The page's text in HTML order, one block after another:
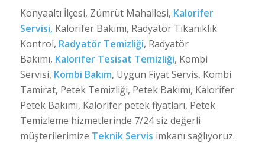
Konyaaltı İlçesi, Zümrüt Mahallesi, Kalorifer
Servisi, Kalorifer Bakımı, Radyatör Tıkanıklık
Kontrol, Radyatör Temizliği, Radyatör
Bakımı, Kalorifer Tesisat Temizliği, Kombi
Servisi, Kombi Bakım, Uygun Fiyat Servis, Kombi
Tamirat, Petek Temizliği, Petek Bakımı, Kalorifer
Petek Bakımı, Kalorifer petek fiyatları, Petek
Temizleme hizmetlerinde 7/24 siz değerli
müşterilerimize Teknik Servis imkanı sağlıyoruz.